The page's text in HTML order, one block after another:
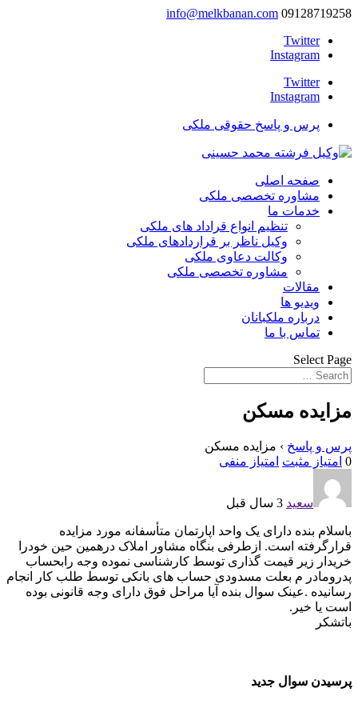
09128719258
info@melkbanan.com
Twitter
Instagram
Twitter
Instagram
پرس و پاسخ حقوقی ملکی
صفحه اصلی
مشاوره تخصصی ملکی
خدمات ما
تنظیم انواع قراداد های ملکی
وکیل ناظر بر قراردادهای ملکی
وکالت دعاوی ملکی
مشاوره تخصصی ملکی
مقالات
ویدیو ها
درباره ملکبانان
تماس با ما
Select Page
مزایده مسکن
پرس و پاسخ › مزایده مسکن
0 امتیاز مثبت امتیاز منفی
سعید
باسلام بنده دارای یک واحد اپارتمان متأسفانه مورد مزایده
قرارگرفته است. ازطرفی بنگاه مشاور املاک درهمین حین خودرا
خریدار زیر قیمت گذاری توسط کارشناسی نموده وجه رابحساب
پدرومادر م بعلت مسدودی حساب های بانکی توسط طلب کار انجام
رسانیده .عینک سوال بنده آیا مراحل فوق دارای وجه قانونی بوده
است یا خیر.
باتشکر
پرسیدن سوال جدید